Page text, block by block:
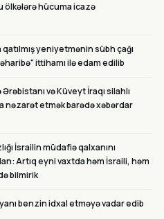
ölkələrə hücuma icazə
yeniyetmənin sübh çağı
ittihamı ilə edam edilib
və Küveyt İraqı silahlı
nəzarət etmək barədə xəbərdar
İsrailin müdafiə qalxanını
Artıq eyni vaxtda həm İsraili, həm
bilmirik
benzin idxal etməyə vadar edib